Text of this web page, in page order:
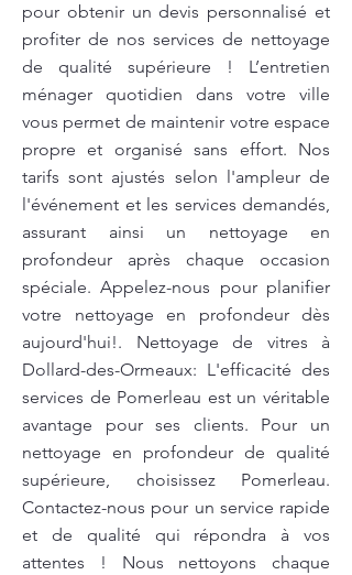
pour obtenir un devis personnalisé et
profiter de nos services de nettoyage
de qualité supérieure ! L’entretien
ménager quotidien dans votre ville
vous permet de maintenir votre espace
propre et organisé sans effort. Nos
tarifs sont ajustés selon l'ampleur de
l'événement et les services demandés,
assurant ainsi un nettoyage en
profondeur après chaque occasion
spéciale. Appelez-nous pour planifier
votre nettoyage en profondeur dès
aujourd'hui!. Nettoyage de vitres à
Dollard-des-Ormeaux: L'efficacité des
services de Pomerleau est un véritable
avantage pour ses clients. Pour un
nettoyage en profondeur de qualité
supérieure, choisissez Pomerleau.
Contactez-nous pour un service rapide
et de qualité qui répondra à vos
attentes ! Nous nettoyons chaque